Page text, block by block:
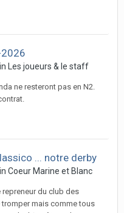
Les joueurs & le staff
ne resteront pas en N2.
... notre derby
Coeur Marine et Blanc
repreneur du club des
mais comme tous